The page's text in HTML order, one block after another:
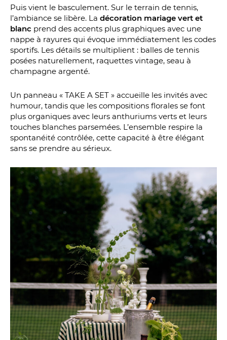
Puis vient le basculement. Sur le terrain de tennis,
l’ambiance se libère. La décoration mariage vert et
blanc prend des accents plus graphiques avec une
nappe à rayures qui évoque immédiatement les codes
sportifs. Les détails se multiplient : balles de tennis
posées naturellement, raquettes vintage, seau à
champagne argenté.
Un panneau « TAKE A SET » accueille les invités avec
humour, tandis que les compositions florales se font
plus organiques avec leurs anthuriums verts et leurs
touches blanches parsemées. L’ensemble respire la
spontanéité contrôlée, cette capacité à être élégant
sans se prendre au sérieux.